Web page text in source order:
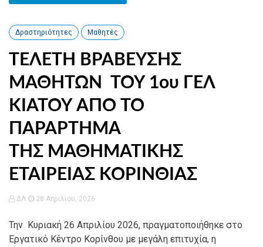
Δραστηριότητες Μαθητές
ΤΕΛΕΤΗ ΒΡΑΒΕΥΣΗΣ
ΜΑΘΗΤΩΝ ΤΟΥ 1ου ΓΕΛ
ΚΙΑΤΟΥ ΑΠΟ ΤΟ
ΠΑΡΑΡΤΗΜΑ
ΤΗΣ ΜΑΘΗΜΑΤΙΚΗΣ
ΕΤΑΙΡΕΙΑΣ ΚΟΡΙΝΘΙΑΣ
ΔΛ 28 Απριλίου, 2026
Την Κυριακή 26 Απριλίου 2026, πραγματοποιήθηκε στο
Εργατικό Κέντρο Κορίνθου με μεγάλη επιτυχία, η